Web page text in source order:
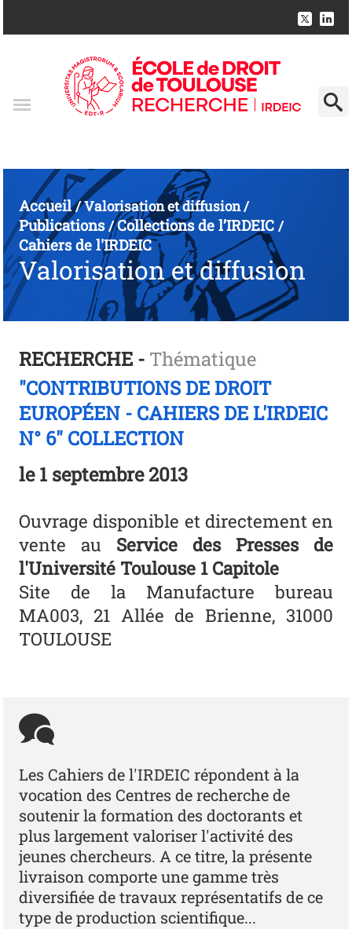
Accueil/Valorisation et diffusion/
Publications/Collections de l’IRDEIC/
Cahiers de l'IRDEIC
Valorisation et diffusion
RECHERCHE - Thématique
"CONTRIBUTIONS DE DROIT
EUROPÉEN - CAHIERS DE L'IRDEIC
N° 6" COLLECTION
le1 septembre 2013
Ouvrage disponible et directement en
vente au Service des Presses de
l'Université Toulouse 1 Capitole
Site de la Manufacture bureau
MA003, 21 Allée de Brienne, 31000
TOULOUSE
Les Cahiers de l'IRDEIC répondent à la
vocation des Centres de recherche de
soutenir la formation des doctorants et
plus largement valoriser l'activité des
jeunes chercheurs. A ce titre, la présente
livraison comporte une gamme très
diversifiée de travaux représentatifs de ce
type de production scientifique...